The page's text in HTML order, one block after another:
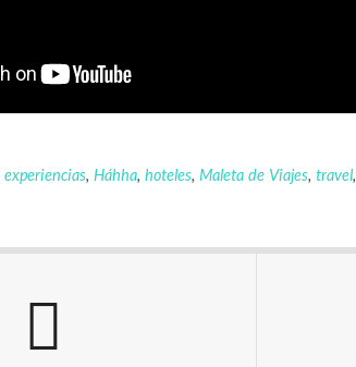
experiencias, Háhha, hoteles, Maleta de Viajes, travel,